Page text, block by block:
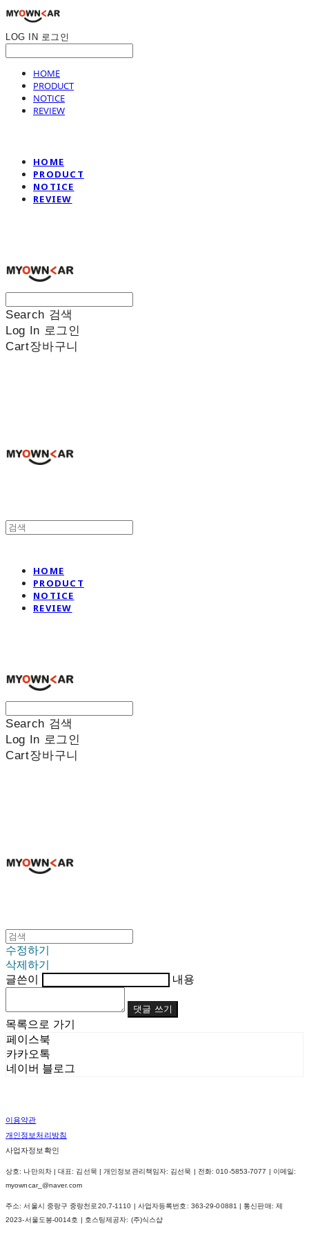
LOG IN 로그인
HOME
PRODUCT
NOTICE
REVIEW
HOME
PRODUCT
NOTICE
REVIEW
Search 검색
Log In 로그인
Cart장바구니
HOME
PRODUCT
NOTICE
REVIEW
Search 검색
Log In 로그인
Cart장바구니
수정하기
삭제하기
글쓴이
내용
댓글 쓰기
목록으로 가기
페이스북
카카오톡
네이버 블로그
이용약관
개인정보처리방침
사업자정보확인
상호: 나만의차 | 대표: 김선묵 | 개인정보관리책임자: 김선묵 | 전화: 010-5853-7077 | 이메일:
myowncar_@naver.com
주소: 서울시 중랑구 중랑천로20,7-1110 | 사업자등록번호: 363-29-00881 | 통신판매: 제
2023-서울도봉-0014호
| 호스팅제공자: (주)식스샵